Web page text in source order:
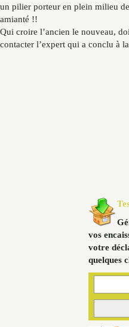
un pilier porteur en plein milieu
amianté !!
Qui croire l’ancien le nouveau,
contacter l’expert qui a conclu à
vos
votre
quelques